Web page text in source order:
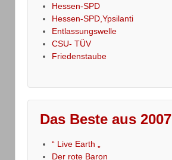
Hessen-SPD
Hessen-SPD,Ypsilanti
Entlassungswelle
CSU- TÜV
Friedenstaube
Das Beste aus 2007
“ Live Earth „
Der rote Baron